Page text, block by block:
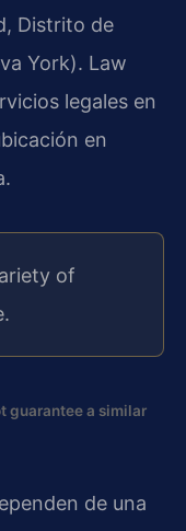
Distrito de
York). Law
legales en
en
of
guarantee a similar
de una